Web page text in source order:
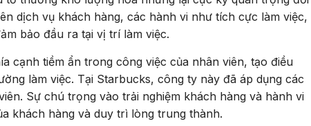
dịch vụ khách hàng, các hành vi như tích cực làm việc,
bảo đầu ra tại vị trí làm việc.
cạnh tiềm ẩn trong công việc của nhân viên, tạo điều
làm việc. Tại Starbucks, công ty này đã áp dụng các
Sự chú trọng vào trải nghiệm khách hàng và hành vi
khách hàng và duy trì lòng trung thành.